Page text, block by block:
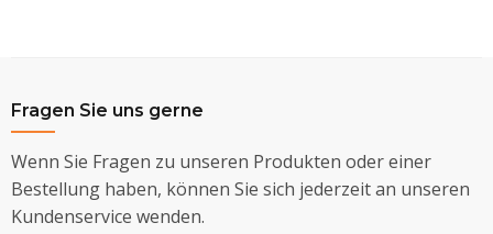
Fragen Sie uns gerne
Wenn Sie Fragen zu unseren Produkten oder einer
Bestellung haben, können Sie sich jederzeit an unseren
Kundenservice wenden.